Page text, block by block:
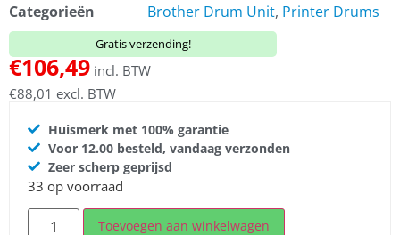
Categorieën
Brother Drum Unit, Printer Drums
Gratis verzending!
€106,49 incl. BTW
€88,01 excl. BTW
Huismerk met 100% garantie
Voor 12.00 besteld, vandaag verzonden
Zeer scherp geprijsd
33 op voorraad
Toevoegen aan winkelwagen